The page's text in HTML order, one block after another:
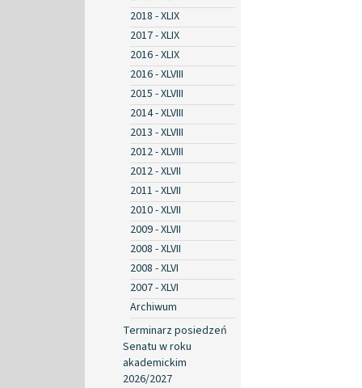
2018 - XLIX
2017 - XLIX
2016 - XLIX
2016 - XLVIII
2015 - XLVIII
2014 - XLVIII
2013 - XLVIII
2012 - XLVIII
2012 - XLVII
2011 - XLVII
2010 - XLVII
2009 - XLVII
2008 - XLVII
2008 - XLVI
2007 - XLVI
Archiwum
Terminarz posiedzeń
Senatu w roku
akademickim
2026/2027